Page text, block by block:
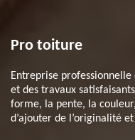
Pro toiture
Entreprise
et des travaux
forme, la pente, la
d’ajouter de l’originalité